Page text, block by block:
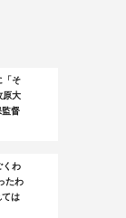
「そ
原大
監督
くわ
たわ
ては